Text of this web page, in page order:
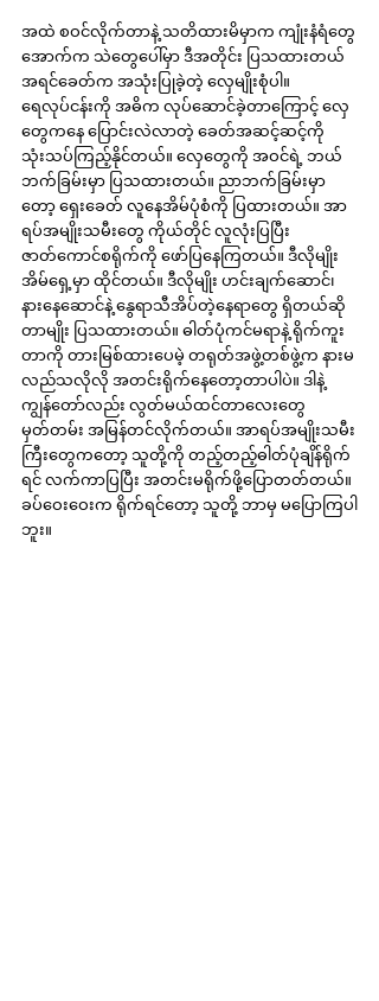
အထဲ စဝင်လိုက်တာနဲ့ သတိထားမိမှာက ကျုံးနံရံတွေ
အောက်က သဲတွေပေါ်မှာ ဒီအတိုင်း ပြသထားတယ်
အရင်ခေတ်က အသုံးပြုခဲ့တဲ့ လှေမျိုးစုံပါ။
ရေလုပ်ငန်းကို အဓိက လုပ်ဆောင်ခဲ့တာကြောင့် လှေ
တွေကနေ ပြောင်းလဲလာတဲ့ ခေတ်အဆင့်ဆင့်ကို
သုံးသပ်ကြည့်နိုင်တယ်။ လှေတွေကို အဝင်ရဲ့ ဘယ်
ဘက်ခြမ်းမှာ ပြသထားတယ်။ ညာဘက်ခြမ်းမှာ
တော့ ရှေးခေတ် လူနေအိမ်ပုံစံကို ပြထားတယ်။ အာ
ရပ်အမျိုးသမီးတွေ ကိုယ်တိုင် လူလုံးပြပြီး
ဇာတ်ကောင်စရိုက်ကို ဖော်ပြနေကြတယ်။ ဒီလိုမျိုး
အိမ်ရှေ့မှာ ထိုင်တယ်။ ဒီလိုမျိုး ဟင်းချက်ဆောင်၊
နားနေဆောင်နဲ့ နွေရာသီအိပ်တဲ့နေရာတွေ ရှိတယ်ဆို
တာမျိုး ပြသထားတယ်။ ဓါတ်ပုံကင်မရာနဲ့ ရိုက်ကူး
တာကို တားမြစ်ထားပေမဲ့ တရုတ်အဖွဲ့တစ်ဖွဲ့က နားမ
လည်သလိုလို အတင်းရိုက်နေတော့တာပါပဲ။ ဒါနဲ့
ကျွန်တော်လည်း လွတ်မယ်ထင်တာလေးတွေ
မှတ်တမ်း အမြန်တင်လိုက်တယ်။ အာရပ်အမျိုးသမီး
ကြီးတွေကတော့ သူတို့ကို တည့်တည့်ဓါတ်ပုံချိန်ရိုက်
ရင် လက်ကာပြပြီး အတင်းမရိုက်ဖို့ပြောတတ်တယ်။
ခပ်ဝေးဝေးက ရိုက်ရင်တော့ သူတို့ ဘာမှ မပြောကြပါ
ဘူး။